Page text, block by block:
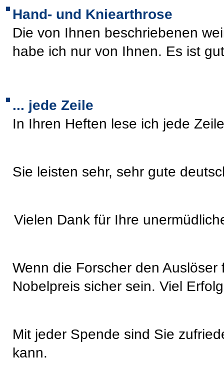
Hand- und Kniearthrose
Die von Ihnen beschriebenen
habe ich nur von Ihnen. Es ist
... jede Zeile
In Ihren Heften lese ich jede
Sie leisten sehr, sehr gute
Vielen Dank für Ihre
Wenn die Forscher den
Nobelpreis sicher sein. Viel
Mit jeder Spende sind Sie
kann.